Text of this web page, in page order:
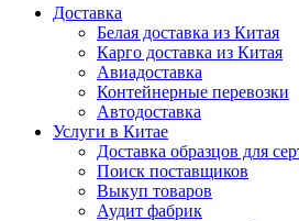
Доставка
Белая доставка из Китая
Карго доставка из Китая
Авиадоставка
Контейнерные перевозки
Автодоставка
Услуги в Китае
Доставка образцов для
Поиск поставщиков
Выкуп товаров
Аудит фабрик